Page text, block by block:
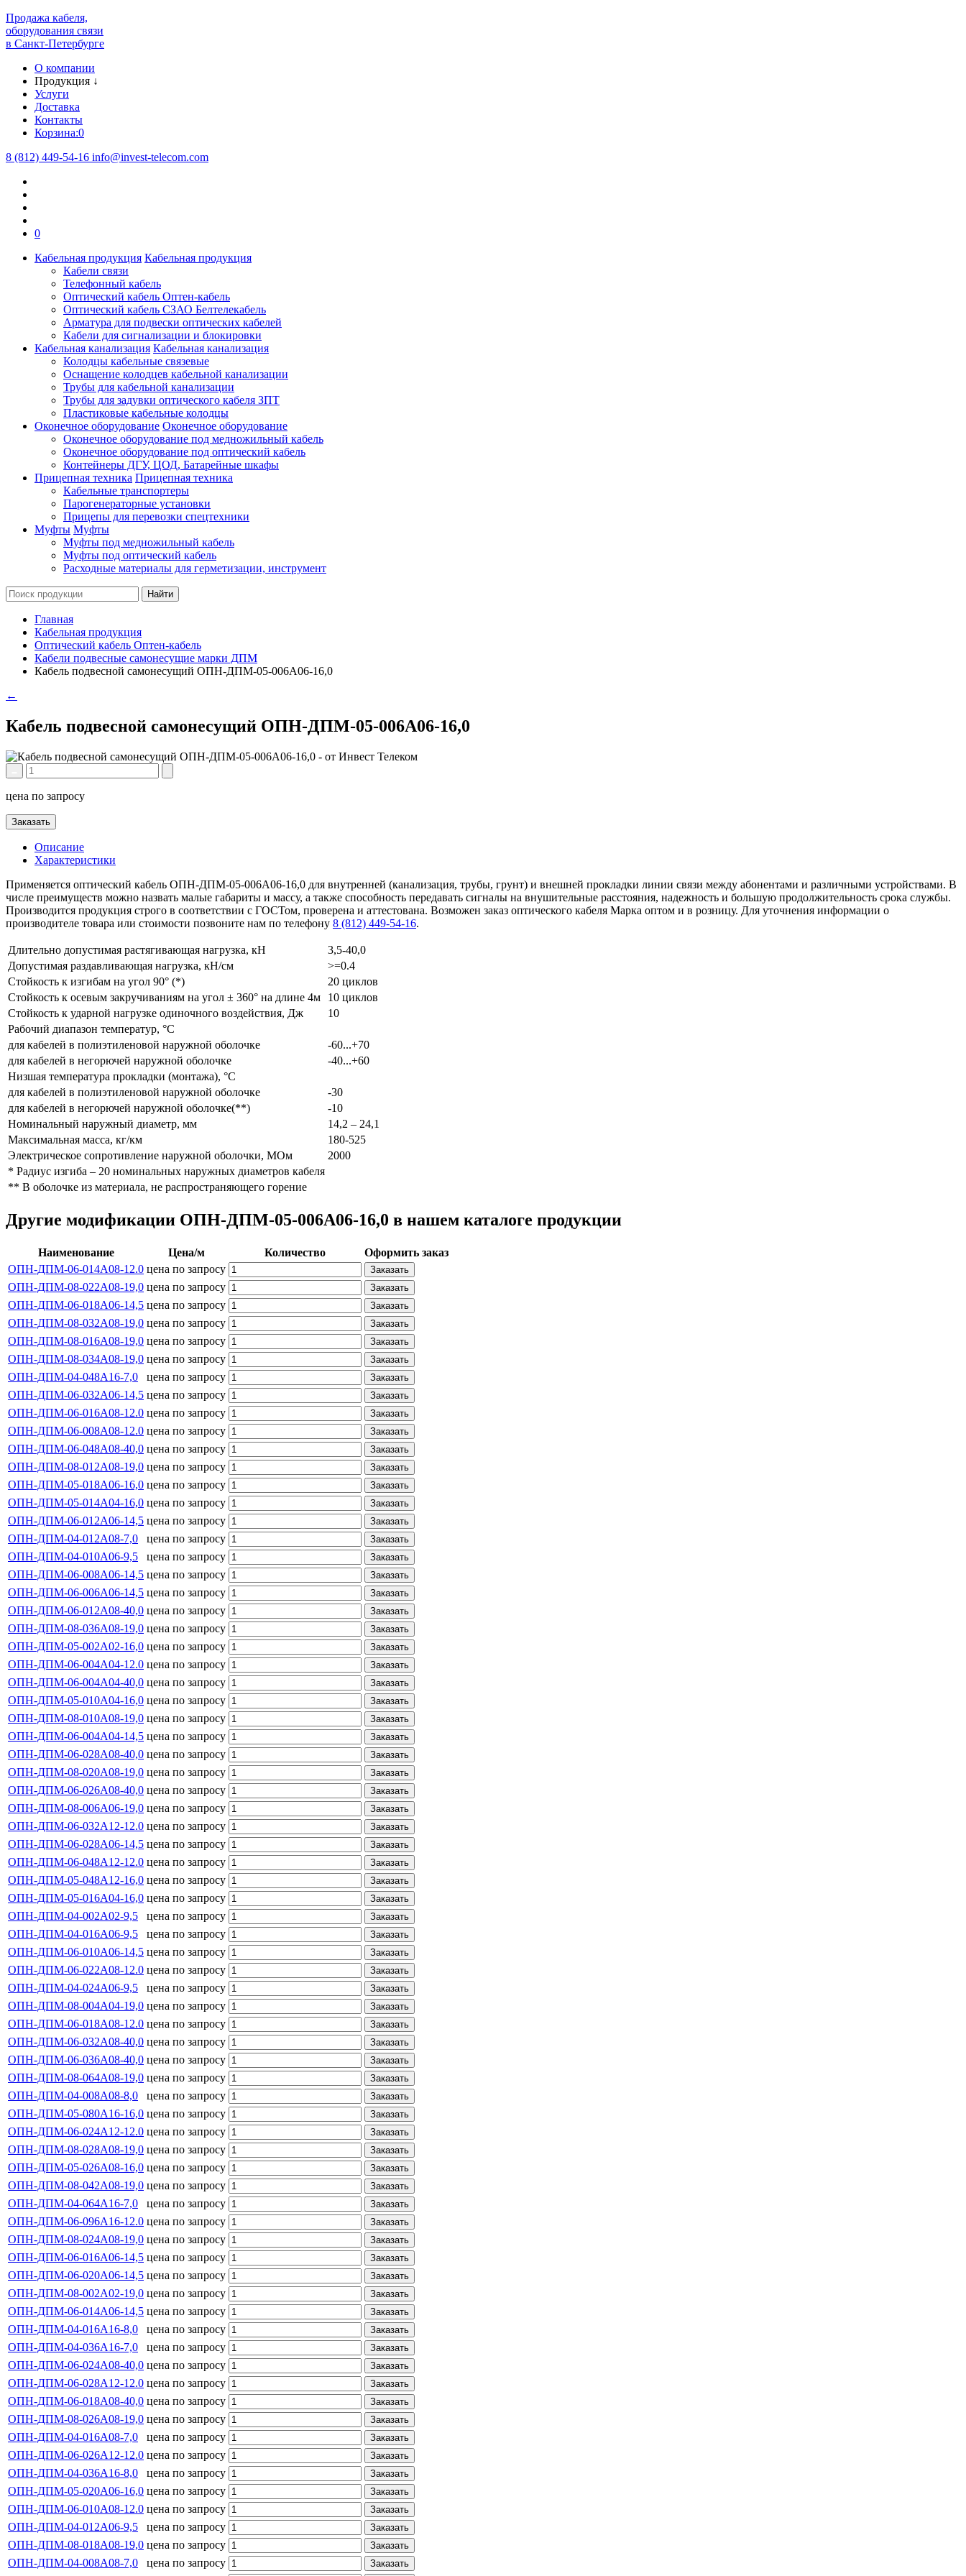
Продажа кабеля,
оборудования связи
в Санкт-Петербурге
О компании
Продукция ↓
Услуги
Доставка
Контакты
Корзина:0
8 (812) 449-54-16 info@invest-telecom.com
0
Кабельная продукция Кабельная продукция
Кабели связи
Телефонный кабель
Оптический кабель Оптен-кабель
Оптический кабель СЗАО Белтелекабель
Арматура для подвески оптических кабелей
Кабели для сигнализации и блокировки
Кабельная канализация Кабельная канализация
Колодцы кабельные связевые
Оснащение колодцев кабельной канализации
Трубы для кабельной канализации
Трубы для задувки оптического кабеля ЗПТ
Пластиковые кабельные колодцы
Оконечное оборудование Оконечное оборудование
Оконечное оборудование под медножильный кабель
Оконечное оборудование под оптический кабель
Контейнеры ДГУ, ЦОД, Батарейные шкафы
Прицепная техника Прицепная техника
Кабельные транспортеры
Парогенераторные установки
Прицепы для перевозки спецтехники
Муфты Муфты
Муфты под медножильный кабель
Муфты под оптический кабель
Расходные материалы для герметизации, инструмент
Главная
Кабельная продукция
Оптический кабель Оптен-кабель
Кабели подвесные самонесущие марки ДПМ
Кабель подвесной самонесущий ОПН-ДПМ-05-006А06-16,0
←
Кабель подвесной самонесущий ОПН-ДПМ-05-006А06-16,0
цена по запросу
Заказать
Описание
Характеристики
Применяется оптический кабель ОПН-ДПМ-05-006А06-16,0 для внутренней (канализация, трубы, грунт) и внешней прокладки линии связи между абонентами и различными устройствами. В
числе преимуществ можно назвать малые габариты и массу, а также способность передавать сигналы на внушительные расстояния, надежность и большую продолжительность срока службы.
Производится продукция строго в соответствии с ГОСТом, проверена и аттестована. Возможен заказ оптического кабеля Марка оптом и в розницу. Для уточнения информации о
производителе товара или стоимости позвоните нам по телефону 8 (812) 449-54-16.
Длительно допустимая растягивающая нагрузка, кН
3,5-40,0
Допустимая раздавливающая нагрузка, кН/см
>=0.4
Стойкость к изгибам на угол 90° (*)
20 циклов
Стойкость к осевым закручиваниям на угол ± 360° на длине 4м
10 циклов
Стойкость к ударной нагрузке одиночного воздействия, Дж
10
Рабочий диапазон температур, °С
для кабелей в полиэтиленовой наружной оболочке
-60...+70
для кабелей в негорючей наружной оболочке
-40...+60
Низшая температура прокладки (монтажа), °С
для кабелей в полиэтиленовой наружной оболочке
-30
для кабелей в негорючей наружной оболочке(**)
-10
Номинальный наружный диаметр, мм
14,2 – 24,1
Максимальная масса, кг/км
180-525
Электрическое сопротивление наружной оболочки, МОм
2000
* Радиус изгиба – 20 номинальных наружных диаметров кабеля
** В оболочке из материала, не распространяющего горение
Другие модификации ОПН-ДПМ-05-006А06-16,0 в нашем каталоге продукции
Наименование Цена/м Количество
Оформить заказ
ОПН-ДПМ-06-014А08-12.0 цена по запросу Заказать
ОПН-ДПМ-08-022А08-19,0 цена по запросу Заказать
ОПН-ДПМ-06-018А06-14,5 цена по запросу Заказать
ОПН-ДПМ-08-032А08-19,0 цена по запросу Заказать
ОПН-ДПМ-08-016А08-19,0 цена по запросу Заказать
ОПН-ДПМ-08-034А08-19,0 цена по запросу Заказать
ОПН-ДПМ-04-048А16-7,0 цена по запросу Заказать
ОПН-ДПМ-06-032А06-14,5 цена по запросу Заказать
ОПН-ДПМ-06-016А08-12.0 цена по запросу Заказать
ОПН-ДПМ-06-008А08-12.0 цена по запросу Заказать
ОПН-ДПМ-06-048А08-40,0 цена по запросу Заказать
ОПН-ДПМ-08-012А08-19,0 цена по запросу Заказать
ОПН-ДПМ-05-018А06-16,0 цена по запросу Заказать
ОПН-ДПМ-05-014А04-16,0 цена по запросу Заказать
ОПН-ДПМ-06-012А06-14,5 цена по запросу Заказать
ОПН-ДПМ-04-012А08-7,0 цена по запросу Заказать
ОПН-ДПМ-04-010А06-9,5 цена по запросу Заказать
ОПН-ДПМ-06-008А06-14,5 цена по запросу Заказать
ОПН-ДПМ-06-006А06-14,5 цена по запросу Заказать
ОПН-ДПМ-06-012А08-40,0 цена по запросу Заказать
ОПН-ДПМ-08-036А08-19,0 цена по запросу Заказать
ОПН-ДПМ-05-002А02-16,0 цена по запросу Заказать
ОПН-ДПМ-06-004А04-12.0 цена по запросу Заказать
ОПН-ДПМ-06-004А04-40,0 цена по запросу Заказать
ОПН-ДПМ-05-010А04-16,0 цена по запросу Заказать
ОПН-ДПМ-08-010А08-19,0 цена по запросу Заказать
ОПН-ДПМ-06-004А04-14,5 цена по запросу Заказать
ОПН-ДПМ-06-028А08-40,0 цена по запросу Заказать
ОПН-ДПМ-08-020А08-19,0 цена по запросу Заказать
ОПН-ДПМ-06-026А08-40,0 цена по запросу Заказать
ОПН-ДПМ-08-006А06-19,0 цена по запросу Заказать
ОПН-ДПМ-06-032А12-12.0 цена по запросу Заказать
ОПН-ДПМ-06-028А06-14,5 цена по запросу Заказать
ОПН-ДПМ-06-048А12-12.0 цена по запросу Заказать
ОПН-ДПМ-05-048А12-16,0 цена по запросу Заказать
ОПН-ДПМ-05-016А04-16,0 цена по запросу Заказать
ОПН-ДПМ-04-002А02-9,5 цена по запросу Заказать
ОПН-ДПМ-04-016А06-9,5 цена по запросу Заказать
ОПН-ДПМ-06-010А06-14,5 цена по запросу Заказать
ОПН-ДПМ-06-022А08-12.0 цена по запросу Заказать
ОПН-ДПМ-04-024А06-9,5 цена по запросу Заказать
ОПН-ДПМ-08-004А04-19,0 цена по запросу Заказать
ОПН-ДПМ-06-018А08-12.0 цена по запросу Заказать
ОПН-ДПМ-06-032А08-40,0 цена по запросу Заказать
ОПН-ДПМ-06-036А08-40,0 цена по запросу Заказать
ОПН-ДПМ-08-064А08-19,0 цена по запросу Заказать
ОПН-ДПМ-04-008А08-8,0 цена по запросу Заказать
ОПН-ДПМ-05-080А16-16,0 цена по запросу Заказать
ОПН-ДПМ-06-024А12-12.0 цена по запросу Заказать
ОПН-ДПМ-08-028А08-19,0 цена по запросу Заказать
ОПН-ДПМ-05-026А08-16,0 цена по запросу Заказать
ОПН-ДПМ-08-042А08-19,0 цена по запросу Заказать
ОПН-ДПМ-04-064А16-7,0 цена по запросу Заказать
ОПН-ДПМ-06-096А16-12.0 цена по запросу Заказать
ОПН-ДПМ-08-024А08-19,0 цена по запросу Заказать
ОПН-ДПМ-06-016А06-14,5 цена по запросу Заказать
ОПН-ДПМ-06-020А06-14,5 цена по запросу Заказать
ОПН-ДПМ-08-002А02-19,0 цена по запросу Заказать
ОПН-ДПМ-06-014А06-14,5 цена по запросу Заказать
ОПН-ДПМ-04-016А16-8,0 цена по запросу Заказать
ОПН-ДПМ-04-036А16-7,0 цена по запросу Заказать
ОПН-ДПМ-06-024А08-40,0 цена по запросу Заказать
ОПН-ДПМ-06-028А12-12.0 цена по запросу Заказать
ОПН-ДПМ-06-018А08-40,0 цена по запросу Заказать
ОПН-ДПМ-08-026А08-19,0 цена по запросу Заказать
ОПН-ДПМ-04-016А08-7,0 цена по запросу Заказать
ОПН-ДПМ-06-026А12-12.0 цена по запросу Заказать
ОПН-ДПМ-04-036А16-8,0 цена по запросу Заказать
ОПН-ДПМ-05-020А06-16,0 цена по запросу Заказать
ОПН-ДПМ-06-010А08-12.0 цена по запросу Заказать
ОПН-ДПМ-04-012А06-9,5 цена по запросу Заказать
ОПН-ДПМ-08-018А08-19,0 цена по запросу Заказать
ОПН-ДПМ-04-008А08-7,0 цена по запросу Заказать